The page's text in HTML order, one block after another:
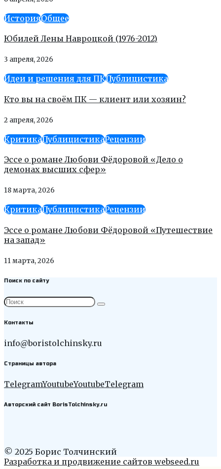
ИсторияОбщее
Юбилей Лены Навроцкой (1976-2012)
3 апреля, 2026
Идеи и решения для ПКПублицистика
Кто вы на своём ПК — клиент или хозяин?
2 апреля, 2026
КритикаПублицистикаРецензии
Эссе о романе Любови Фёдоровой «Дело о
демонах высших сфер»
18 марта, 2026
КритикаПублицистикаРецензии
Эссе о романе Любови Фёдоровой «Путешествие
на запад»
11 марта, 2026
Поиск по сайту
Контакты
info@boristolchinsky.ru
Страницы автора
TelegramYoutubeYoutubeTelegram
Авторский сайт BorisTolchinsky.ru
© 2025 Борис Толчинский
Разработка и продвижение сайтов webseed.ru